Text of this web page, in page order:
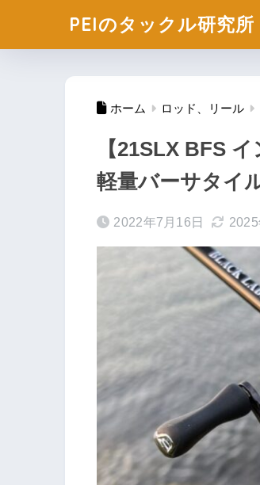
PEIのタックル研究所
ホーム ロッド、リール
【21SLX BFS
軽量バーサタイ
2022年7月16日